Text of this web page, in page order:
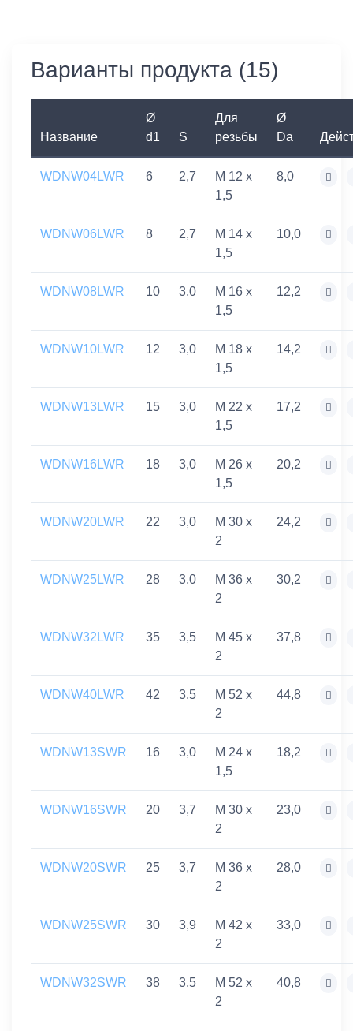
Варианты продукта (15)
Название
Ø
d1
S
Для
резьбы
Ø
Da
WDNW04LWR 6 2,7
M 12 x
1,5
8,0
WDNW06LWR 8 2,7
M 14 x
1,5
10,0
WDNW08LWR 10 3,0
M 16 x
1,5
12,2
WDNW10LWR 12 3,0
M 18 x
1,5
14,2
WDNW13LWR 15 3,0
M 22 x
1,5
17,2
WDNW16LWR 18 3,0
M 26 x
1,5
20,2
WDNW20LWR 22 3,0
M 30 x
2
24,2
WDNW25LWR 28 3,0
M 36 x
2
30,2
WDNW32LWR 35 3,5
M 45 x
2
37,8
WDNW40LWR 42 3,5
M 52 x
2
44,8
WDNW13SWR 16 3,0
M 24 x
1,5
18,2
WDNW16SWR 20 3,7
M 30 x
2
23,0
WDNW20SWR 25 3,7
M 36 x
2
28,0
WDNW25SWR 30 3,9
M 42 x
2
33,0
WDNW32SWR 38 3,5
M 52 x
2
40,8